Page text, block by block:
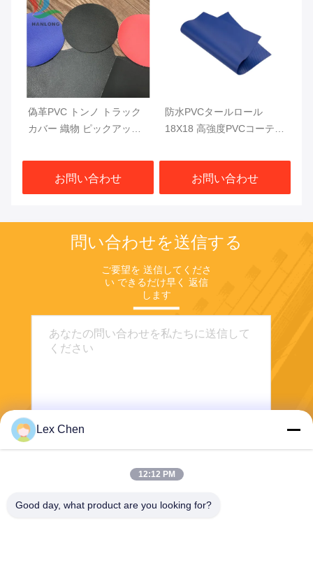
偽革PVC トンノ トラック
カバー 織物 ピックアップ
1000DX1000D 20X20
お問い合わせ
防水PVCタールロール
18X18 高強度PVCコーティ
610GSM
お問い合わせ
問い合わせを送信する
ご要望を 送信してくださ
い できるだけ早く 返信
します
Lex Chen
12:12 PM
Good day, what product are you looking for?